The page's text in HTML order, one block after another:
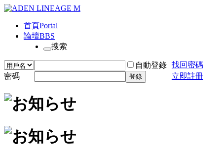
首頁Portal
論壇BBS
搜索
自動登錄 找回密碼
密碼
登錄 立即註冊